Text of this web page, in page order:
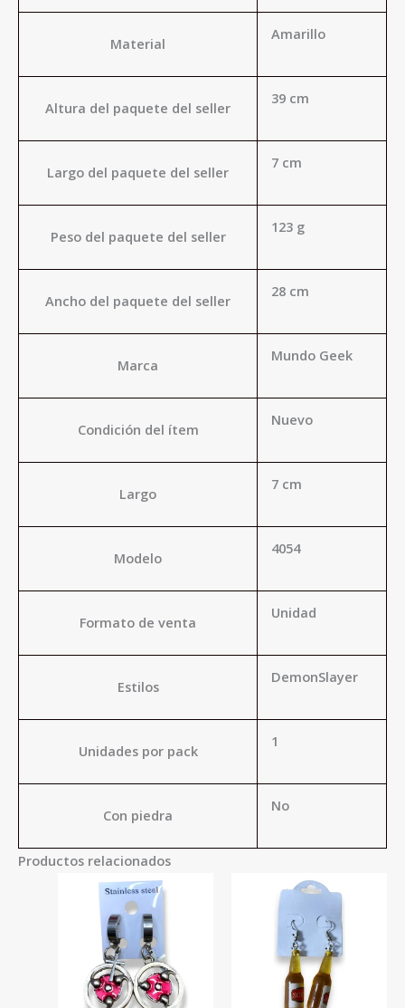
Material
Amarillo
Altura del paquete del seller
39 cm
Largo del paquete del seller
7 cm
Peso del paquete del seller
123 g
Ancho del paquete del seller
28 cm
Marca
Mundo Geek
Condición del ítem
Nuevo
Largo
7 cm
Modelo
4054
Formato de venta
Unidad
Estilos
DemonSlayer
Unidades por pack
1
Con piedra
No
Productos relacionados